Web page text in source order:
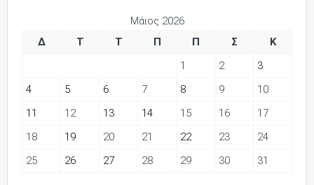
Μάιος 2026
Δ
Τ Τ Π Π Σ
Κ
1
2
3
4
5 6 7 8 9
10
11
12 13 14 15 16
17
18
19 20 21 22 23
24
25
26 27 28 29 30 31